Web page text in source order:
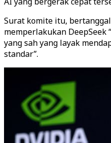
Surat komite itu,
memperlakukan DeepSeek
yang sah yang layak
standar”.